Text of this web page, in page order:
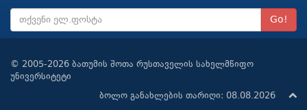
Go!
© 2005-2026 ბათუმის შოთა რუსთაველის სახელმწიფო
უნივერსიტეტი
ბოლო განახლების თარიღი: 08.08.2026